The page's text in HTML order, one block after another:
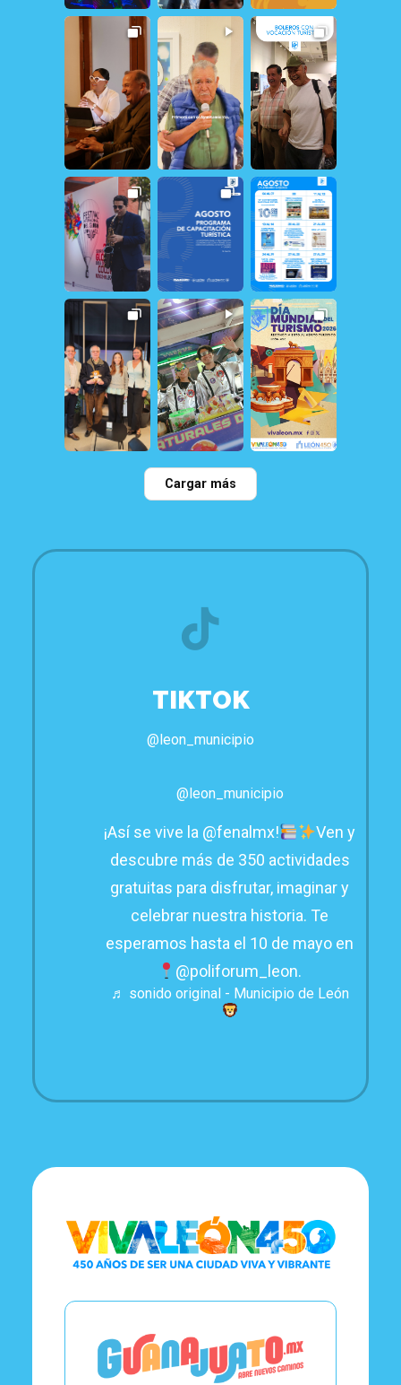
0 12 0
18 0 19 12 1
156 1 31 0 21 1
0 114 0
Cargar más
TIKTOK
@leon_municipio
@leon_municipio
¡Así se vive la @fenalmx!
Ven y
descubre más de 350 actividades
gratuitas para disfrutar, imaginar y
celebrar nuestra historia. Te
esperamos hasta el 10 de mayo en
@poliforum_leon.
♬ sonido original - Municipio de León